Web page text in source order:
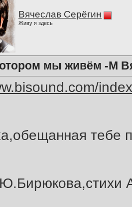
Вячеслав Серёгин
Живу я здесь
мы живём -М
тебе